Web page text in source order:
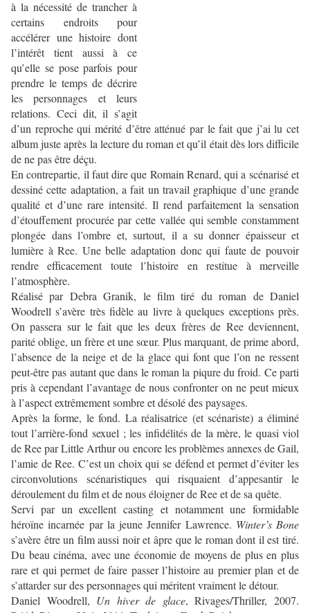
à la nécessité de trancher à
certains endroits pour
accélérer une histoire dont
l’intérêt tient aussi à ce
qu’elle se pose parfois pour
prendre le temps de décrire
les personnages et leurs
relations. Ceci dit, il s’agit
d’un reproche qui mérité d’être atténué par le fait que j’ai lu cet
album juste après la lecture du roman et qu’il était dès lors difficile
de ne pas être déçu.
En contrepartie, il faut dire que Romain Renard, qui a scénarisé et
dessiné cette adaptation, a fait un travail graphique d’une grande
qualité et d’une rare intensité. Il rend parfaitement la sensation
d’étouffement procurée par cette vallée qui semble constamment
plongée dans l’ombre et, surtout, il a su donner épaisseur et
lumière à Ree. Une belle adaptation donc qui faute de pouvoir
rendre efficacement toute l’histoire en restitue à merveille
l’atmosphère.
Réalisé par Debra Granik, le film tiré du roman de Daniel
Woodrell s’avère très fidèle au livre à quelques exceptions près.
On passera sur le fait que les deux frères de Ree deviennent,
parité oblige, un frère et une sœur. Plus marquant, de prime abord,
l’absence de la neige et de la glace qui font que l’on ne ressent
peut-être pas autant que dans le roman la piqure du froid. Ce parti
pris à cependant l’avantage de nous confronter on ne peut mieux
à l’aspect extrêmement sombre et désolé des paysages.
Après la forme, le fond. La réalisatrice (et scénariste) a éliminé
tout l’arrière-fond sexuel ; les infidélités de la mère, le quasi viol
de Ree par Little Arthur ou encore les problèmes annexes de Gail,
l’amie de Ree. C’est un choix qui se défend et permet d’éviter les
circonvolutions scénaristiques qui risquaient d’appesantir le
déroulement du film et de nous éloigner de Ree et de sa quête.
Servi par un excellent casting et notamment une formidable
héroïne incarnée par la jeune Jennifer Lawrence. Winter’s Bone
s’avère être un film aussi noir et âpre que le roman dont il est tiré.
Du beau cinéma, avec une économie de moyens de plus en plus
rare et qui permet de faire passer l’histoire au premier plan et de
s’attarder sur des personnages qui méritent vraiment le détour.
Daniel Woodrell, Un hiver de glace, Rivages/Thriller, 2007.